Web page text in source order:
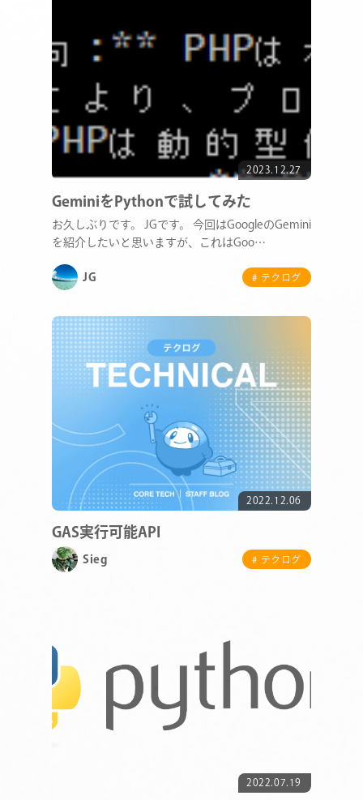
2023.12.27
GeminiをPythonで試してみた
お久しぶりです。 JGです。 今回はGoogleのGemini
を紹介したいと思いますが、これはGoo…
JG # テクログ
2022.12.06
GAS実行可能API
Sieg # テクログ
2022.07.19